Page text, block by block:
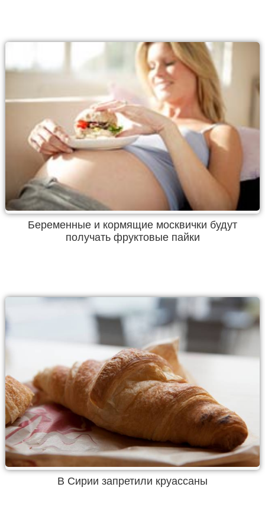
Беременные и кормящие москвички будут
получать фруктовые пайки
В Сирии запретили круассаны